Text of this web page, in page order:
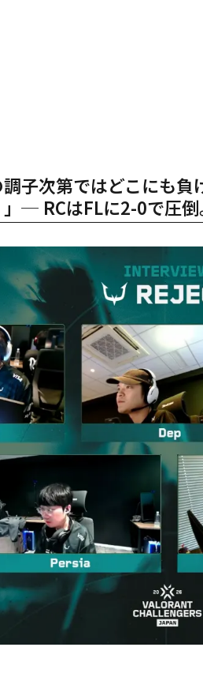
子次第ではどこにも
─ RCはFLに2-0で圧